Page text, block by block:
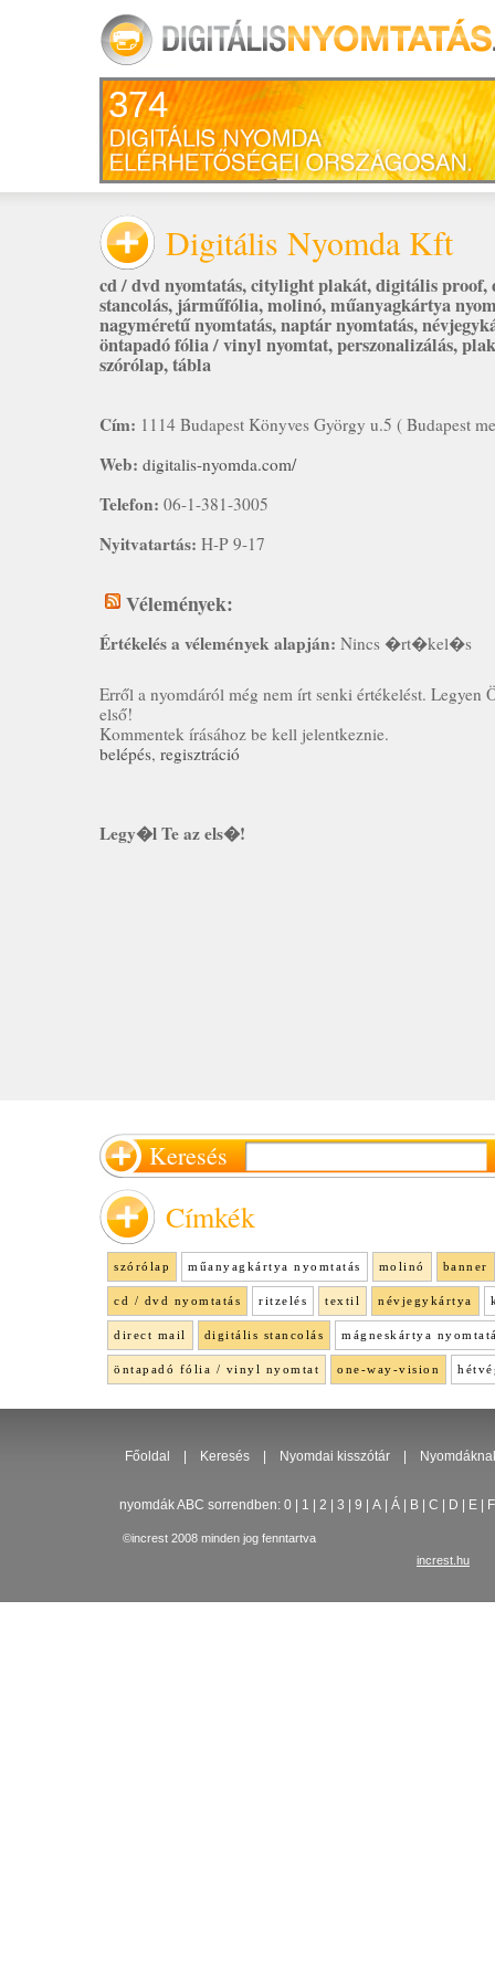
374
Digitális Nyomda Kft
cd / dvd nyomtatás,citylight plakát,digitális proof,
stancolás,járműfólia,molinó,műanyagkártya
nagyméretű nyomtatás,naptár nyomtatás,
öntapadó fólia / vinyl nyomtat,perszonalizálás,
szórólap,tábla
Cím: 1114 Budapest Könyves György u.5 ( Budapest
Web: digitalis-nyomda.com/
Telefon: 06-1-381-3005
Nyitvatartás: H-P 9-17
Vélemények:
Értékelés a vélemények alapján: Nincs �rt�kel�s
Erről a nyomdáról még nem írt senki értékelést. Legyen
első!
Kommentek írásához be kell jelentkeznie.
belépés, regisztráció
Legy�l Te az els�!
Keresés
Címkék
szórólap műanyagkártya nyomtatás molinó banner
cd / dvd nyomtatás ritzelés textil névjegykártya
direct mail digitális stancolás mágneskártya
öntapadó fólia / vinyl nyomtat one-way-vision
Főoldal Keresés Nyomdai kisszótár
nyomdák ABC sorrendben: 0 1 2 3 9 A Á B C D E F
©increst 2008 minden jog fenntartva
increst.hu